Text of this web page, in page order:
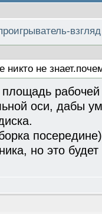
никто не
площадь
оси, дабы
но это